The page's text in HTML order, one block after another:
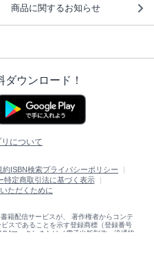
商品に関するお知らせ
ウンロード！
について
約ISBN検索プライバシーポリシー
特定商取引法に基づく表示
ただくために
籍配信サービスが、 著作権者からコンテ
スであることを示す登録商標（登録番号
マーク］または［電子出版制作・流通協